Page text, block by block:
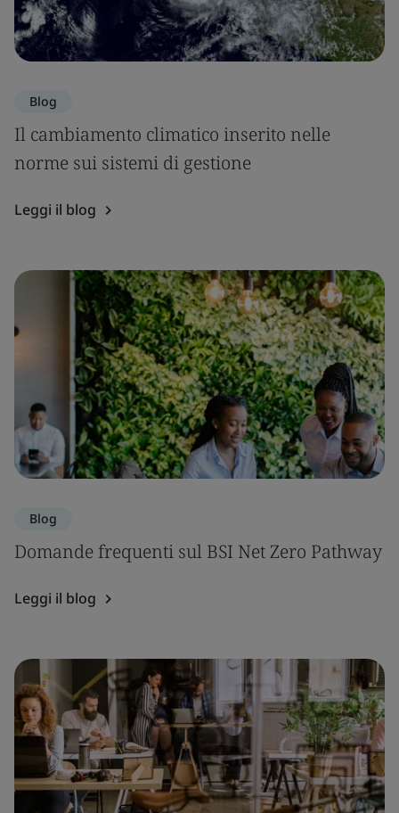
Blog
Il cambiamento climatico inserito nelle
norme sui sistemi di gestione
Leggi il blog
Blog
Domande frequenti sul BSI Net Zero Pathway
Leggi il blog